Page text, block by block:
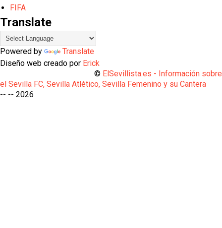
FIFA
Translate
Powered by
Translate
Diseño web creado por Erick
© ElSevillista.es - Información sobre
el Sevilla FC, Sevilla Atlético, Sevilla Femenino y su Cantera
-- -- 2026